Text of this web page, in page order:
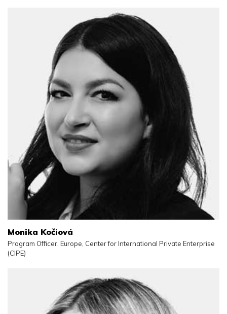
Monika Kočiová
Program Officer, Europe, Center for International Private Enterprise
(CIPE)